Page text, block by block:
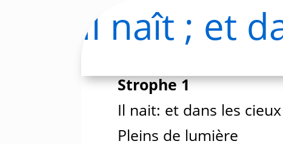
Il naît ; et
Strophe 1
Il nait: et dans les cieux
Pleins de lumière